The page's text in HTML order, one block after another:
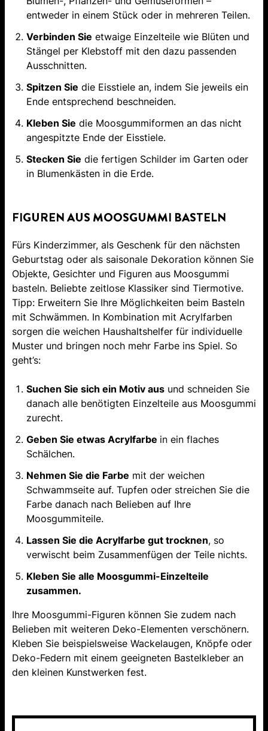
entweder in einem Stück oder in mehreren Teilen.
Verbinden Sie etwaige Einzelteile wie Blüten und
Stängel per Klebstoff mit den dazu passenden
Ausschnitten.
Spitzen Sie die Eisstiele an, indem Sie jeweils ein
Ende entsprechend beschneiden.
Kleben Sie die Moosgummiformen an das nicht
angespitzte Ende der Eisstiele.
Stecken Sie die fertigen Schilder im Garten oder
in Blumenkästen in die Erde.
FIGUREN AUS MOOSGUMMI BASTELN
Fürs Kinderzimmer, als Geschenk für den nächsten
Geburtstag oder als saisonale Dekoration können Sie
Objekte, Gesichter und Figuren aus Moosgummi
basteln. Beliebte zeitlose Klassiker sind Tiermotive.
Tipp: Erweitern Sie Ihre Möglichkeiten beim Basteln
mit Schwämmen. In Kombination mit Acrylfarben
sorgen die weichen Haushaltshelfer für individuelle
Muster und bringen noch mehr Farbe ins Spiel. So
geht’s:
Suchen Sie sich ein Motiv aus und schneiden Sie
danach alle benötigten Einzelteile aus Moosgummi
zurecht.
Geben Sie etwas Acrylfarbe in ein flaches
Schälchen.
Nehmen Sie die Farbe mit der weichen
Schwammseite auf. Tupfen oder streichen Sie die
Farbe danach nach Belieben auf Ihre
Moosgummiteile.
Lassen Sie die Acrylfarbe gut trocknen, so
verwischt beim Zusammenfügen der Teile nichts.
Kleben Sie alle Moosgummi-Einzelteile
zusammen.
Ihre Moosgummi-Figuren können Sie zudem nach
Belieben mit weiteren Deko-Elementen verschönern.
Kleben Sie beispielsweise Wackelaugen, Knöpfe oder
Deko-Federn mit einem geeigneten Bastelkleber an
den kleinen Kunstwerken fest.